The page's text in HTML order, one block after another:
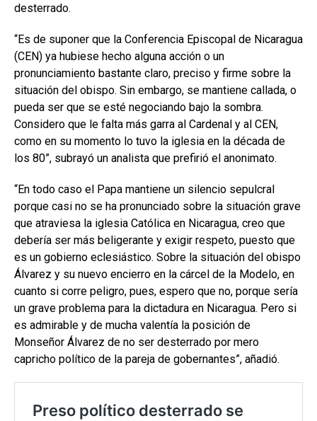
desterrado.
“Es de suponer que la Conferencia Episcopal de Nicaragua
(CEN) ya hubiese hecho alguna acción o un
pronunciamiento bastante claro, preciso y firme sobre la
situación del obispo. Sin embargo, se mantiene callada, o
pueda ser que se esté negociando bajo la sombra.
Considero que le falta más garra al Cardenal y al CEN,
como en su momento lo tuvo la iglesia en la década de
los 80”, subrayó un analista que prefirió el anonimato.
“En todo caso el Papa mantiene un silencio sepulcral
porque casi no se ha pronunciado sobre la situación grave
que atraviesa la iglesia Católica en Nicaragua, creo que
debería ser más beligerante y exigir respeto, puesto que
es un gobierno eclesiástico. Sobre la situación del obispo
Álvarez y su nuevo encierro en la cárcel de la Modelo, en
cuanto si corre peligro, pues, espero que no, porque sería
un grave problema para la dictadura en Nicaragua. Pero si
es admirable y de mucha valentía la posición de
Monseñor Álvarez de no ser desterrado por mero
capricho político de la pareja de gobernantes”, añadió.